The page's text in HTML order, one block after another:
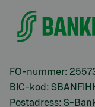
FO-nummer:
BIC-kod:
Postadress: S-